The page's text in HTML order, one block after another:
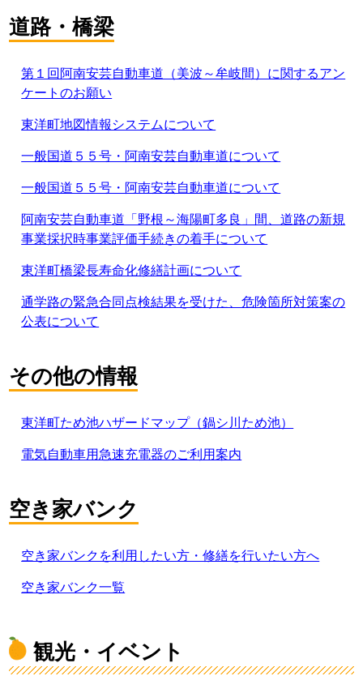
道路・橋梁
第１回阿南安芸自動車道（美波～牟岐間）に関するアン
ケートのお願い
東洋町地図情報システムについて
一般国道５５号・阿南安芸自動車道について
一般国道５５号・阿南安芸自動車道について
阿南安芸自動車道「野根～海陽町多良」間、道路の新規
事業採択時事業評価手続きの着手について
東洋町橋梁長寿命化修繕計画について
通学路の緊急合同点検結果を受けた、危険箇所対策案の
公表について
その他の情報
東洋町ため池ハザードマップ（鍋シ川ため池）
電気自動車用急速充電器のご利用案内
空き家バンク
空き家バンクを利用したい方・修繕を行いたい方へ
空き家バンク一覧
観光・イベント